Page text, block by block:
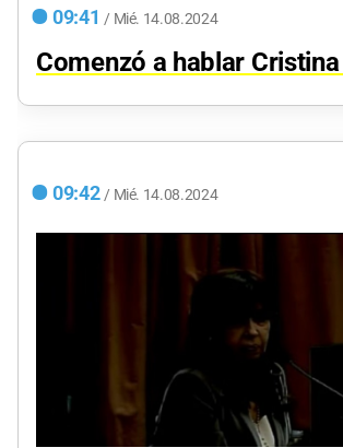
09:41 / Mié. 14.08.2024
Comenzó a hablar
09:42 / Mié. 14.08.2024